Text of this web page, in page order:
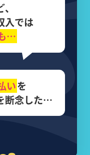
入では
…
いを
断念した…